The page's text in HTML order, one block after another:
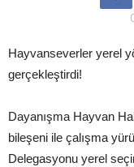
Hayvanseverler yerel
gerçekleştirdi!
Dayanışma Hayvan
bileşeni ile çalışma
Delegasyonu yerel